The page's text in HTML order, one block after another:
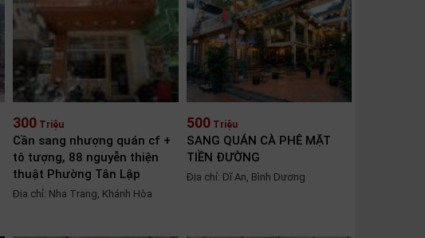
300 Triệu
Cần sang nhượng quán cf +
tô tượng, 88 nguyễn thiện
thuật Phường Tân Lập
Địa chỉ: Nha Trang, Khánh Hòa
500Triệu
SANG QUÁN CÀ PHÊ MẶT
TIỀN ĐƯỜNG
Địa chỉ: Dĩ An, Bình Dương